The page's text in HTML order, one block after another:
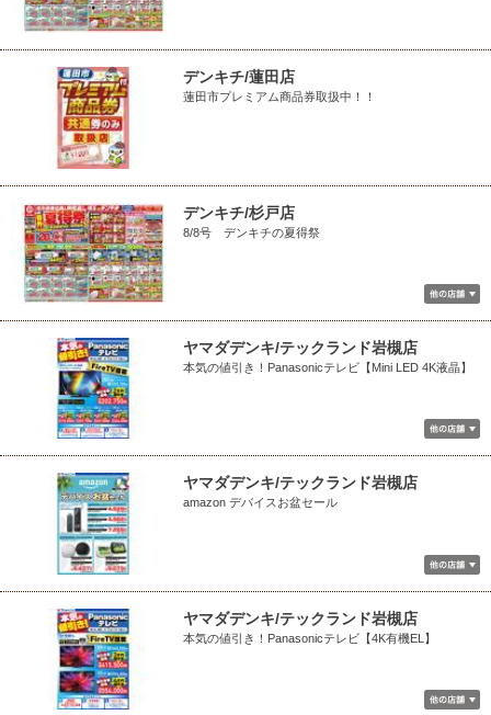
デンキチ/蓮田店
蓮田市プレミアム商品券取扱中！！
デンキチ/杉戸店
8/8号 デンキチの夏得祭
ヤマダデンキ/テックランド岩槻店
本気の値引き！Panasonicテレビ【Mini LED 4K液晶】
ヤマダデンキ/テックランド岩槻店
amazon デバイスお盆セール
ヤマダデンキ/テックランド岩槻店
本気の値引き！Panasonicテレビ【4K有機EL】